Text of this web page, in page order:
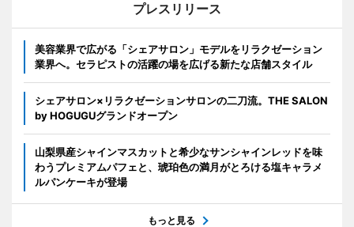
プレスリリース
美容業界で広がる「シェアサロン」モデルをリラクゼーション
業界へ。セラピストの活躍の場を広げる新たな店舗スタイル
シェアサロン×リラクゼーションサロンの二刀流。THE SALON
by HOGUGUグランドオープン
山梨県産シャインマスカットと希少なサンシャインレッドを味
わうプレミアムパフェと、琥珀色の満月がとろける塩キャラメ
ルパンケーキが登場
もっと見る